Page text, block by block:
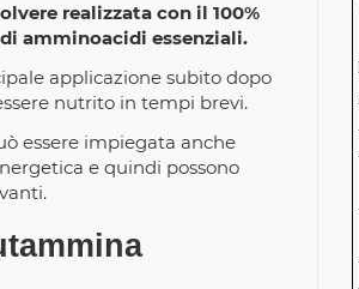
realizzata con il 100%
amminoacidi essenziali.
applicazione subito dopo
nutrito in tempi brevi.
essere impiegata anche
e quindi possono